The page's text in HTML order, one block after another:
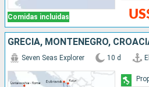
Comidas incluidas
Seven Seas Explorer 10 d